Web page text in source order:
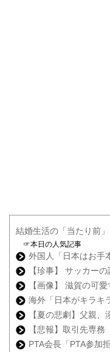
結婚生活の「当たり前
☞本日の人気記事
外国人「日本はお手
【珍事】 サッカー
【画像】 滋賀の可
海外「日本がキラキ
【夏の悲劇】父親、
【悲報】取引先専
PTA会長「PTA参加